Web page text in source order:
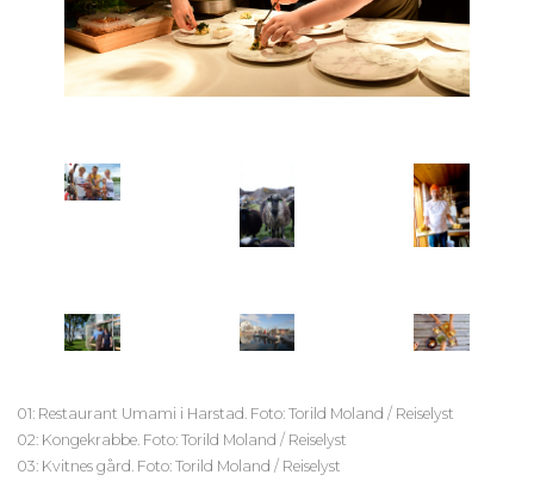
01: Restaurant Umami i Harstad. Foto: Torild Moland / Reiselyst
02: Kongekrabbe. Foto: Torild Moland / Reiselyst
03: Kvitnes gård. Foto: Torild Moland / Reiselyst